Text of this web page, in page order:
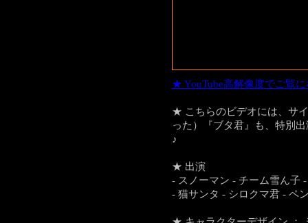
★ YouTube高解像度でご覧
★ こちらのビデオには、サ
った）
『ブタ君』
も、特別
♪
★ 出演
- スノーマン - チーム雪ん子
- 猫サンタ - シロクマ君 - ペ